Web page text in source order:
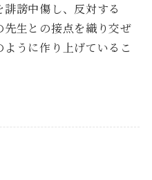
謗中傷し、反対する
生との接点を織り交ぜ
うに作り上げているこ